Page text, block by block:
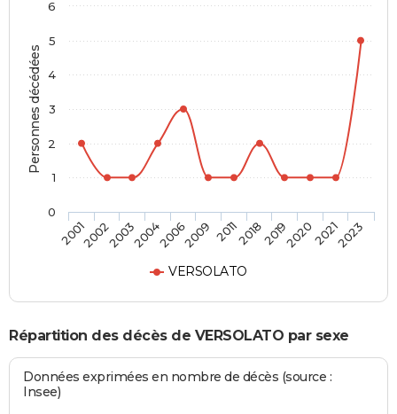
Personnes décédées
VERSOLATO
200120022003200420062009 201120182019202020212023
0
1
2
3
4
5
6
Répartition des décès de VERSOLATO par sexe
Données exprimées en nombre de décès (source :
Insee)